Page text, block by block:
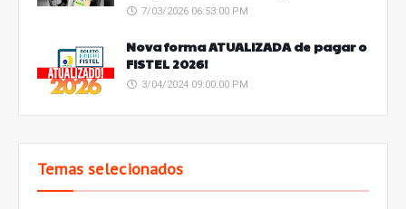
7/03/2026 06:53:00 PM
Nova forma ATUALIZADA de pagar o
FISTEL 2026!
3/04/2024 09:00:00 PM
Temas selecionados